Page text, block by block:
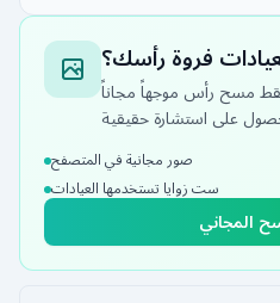
فروة رأسك؟
مسح رأس موجهاً مجاناً
صور مجانية في المتصفح
ست زوايا تستخدمها العيادات
المجاني